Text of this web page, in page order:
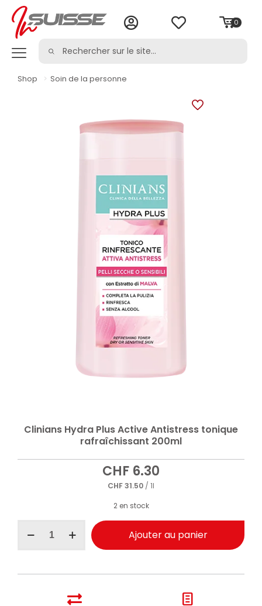
0
Shop > Soin de la personne
Clinians Hydra Plus Active Antistress tonique
rafraîchissant 200ml
CHF 6.30
CHF31.50 / 1l
2 en stock
Ajouter au panier